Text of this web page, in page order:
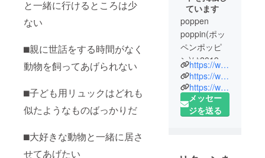
と一緒に行けるところは少
ない
⬛︎親に世話をする時間がなく
動物を飼ってあげられない
⬛︎子ども用リュックはどれも
似たようなものばっかりだ
⬛︎大好きな動物と一緒に居さ
せてあげたい
ています
poppen
poppin(ポッ
ペンポッピ
ン)は2019年
に動物好き
な夫婦が2人
で始めたお
店です。 “生
https://www.creema.jp/c/poppen-poppin
https://www.rakuten.co.jp/poppen-poppin/
https://www.poppen-poppin.shop
メッセー
ジを送る